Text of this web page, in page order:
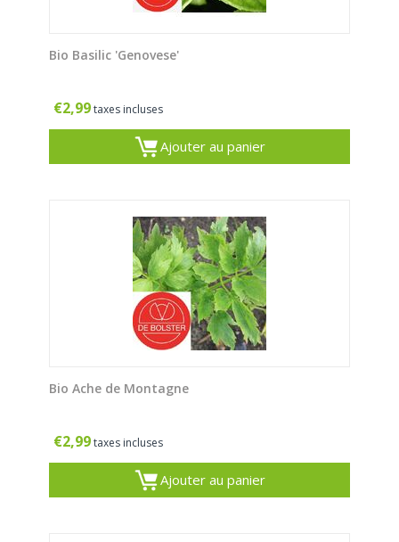
Bio Basilic 'Genovese'
€2,99taxes incluses
Ajouter au panier
Bio Ache de Montagne
€2,99taxes incluses
Ajouter au panier